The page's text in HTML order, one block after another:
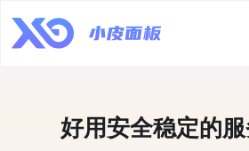
好用安全稳定的